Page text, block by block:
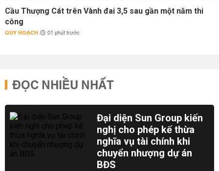
Cầu Thượng Cát trên Vành đai 3,5 sau gần một năm thi
công
QUY HOẠCH 01 phút trước
ĐỌC NHIỀU NHẤT
Đại diện Sun Group kiến
nghị cho phép kế thừa
nghĩa vụ tài chính khi
chuyển nhượng dự án
BĐS